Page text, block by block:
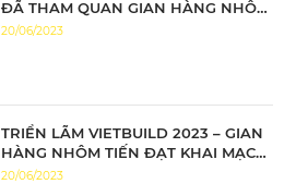
ĐÃ THAM QUAN GIAN HÀNG NHÔM
TIẾN ĐẠT
20/06/2023
TRIỂN LÃM VIETBUILD 2023 – GIAN
HÀNG NHÔM TIẾN ĐẠT KHAI MẠC
ĐẦY ẤN TƯỢNG
20/06/2023